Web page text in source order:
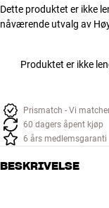
Kundeservice
Bygg med lyd
Dette produktet er ikke
nåværende utvalg av
Produktet er ikke
Prismatch - Vi
60 dagers åpent kjøp
6 års medlemsgaranti
BESKRIVELSE